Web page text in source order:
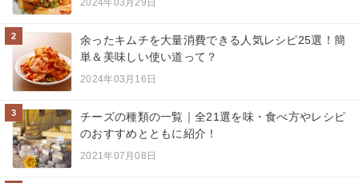
2
余ったキムチを大量消費できる人気レシピ25選！簡
単＆美味しい使い道って？
2024年03月16日
3
チーズの種類の一覧｜全21選を味・食べ方やレシピ
のおすすめとともに紹介！
2021年07月08日